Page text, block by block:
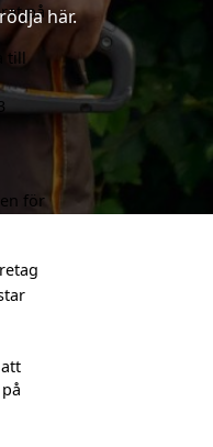
här.
på
till
för